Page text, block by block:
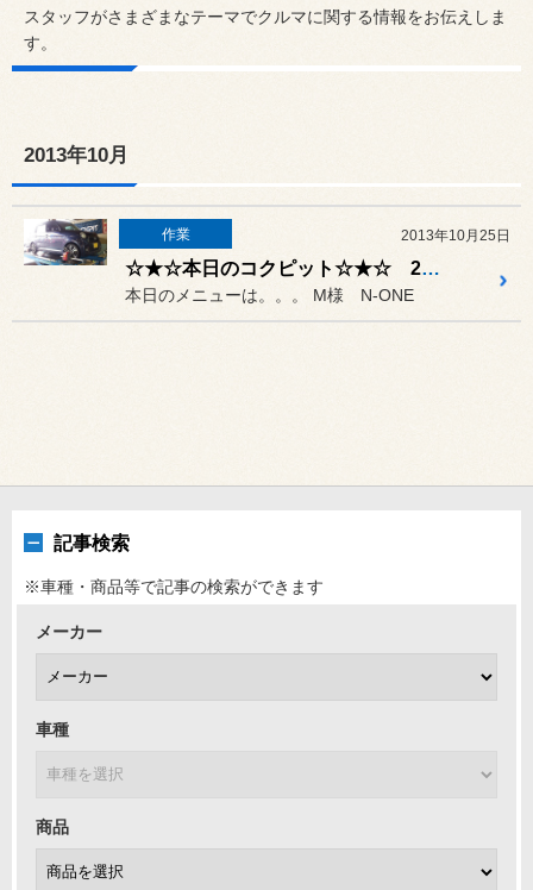
スタッフがさまざまなテーマでクルマに関する情報をお伝えしま
す。
2013年10月
作業 2013年10月25日
☆★☆本日のコクピット☆★☆ 20131025
本日のメニューは。。。 M様 N-ONE
記事検索
※車種・商品等で記事の検索ができます
メーカー
車種
商品